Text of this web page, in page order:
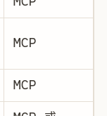
MCP
MCP